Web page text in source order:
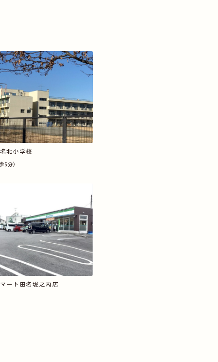
北小学校
6分）
ート田名堀之内店